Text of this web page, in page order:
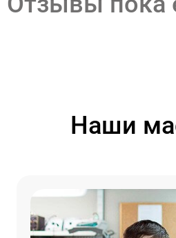
Наши